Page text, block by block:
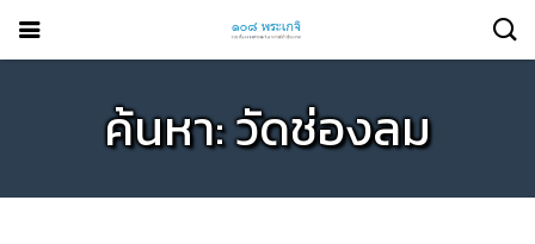
ค้นหา: วัดช่องลม